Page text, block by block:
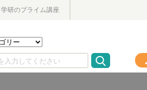
学研のプライム講座